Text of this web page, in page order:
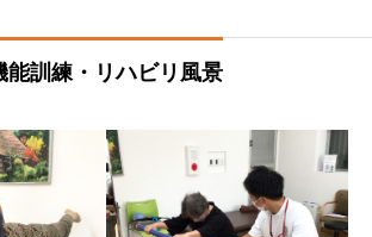
能訓練・リハビリ風景